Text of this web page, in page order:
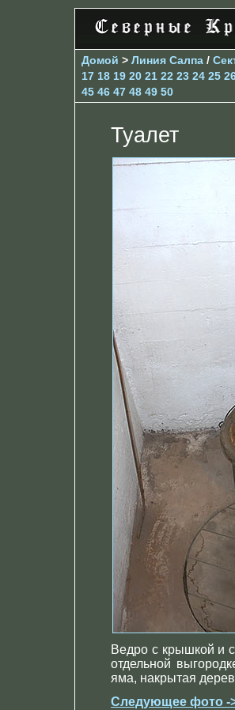
Домой > Линия Салпа /
17 18 19 20 21 22 23 24 25
45 46 47 48 49 50
Туалет
Ведро с крышкой и
отдельной
яма, накрытая
Следующее фото -